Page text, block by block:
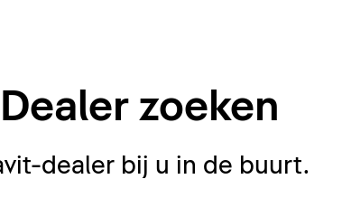
zoeken
dealer bij u in de buurt.